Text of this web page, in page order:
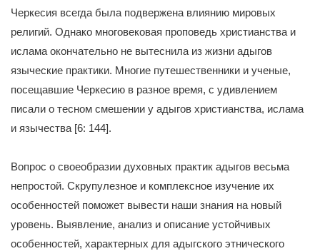
Черкесия всегда была подвержена влиянию мировых
религий. Однако многовековая проповедь христианства и
ислама окончательно не вытеснила из жизни адыгов
языческие практики. Многие путешественники и ученые,
посещавшие Черкесию в разное время, с удивлением
писали о тесном смешении у адыгов христианства, ислама
и язычества [6: 144].
Вопрос о своеобразии духовных практик адыгов весьма
непростой. Скрупулезное и комплексное изучение их
особенностей поможет вывести наши знания на новый
уровень. Выявление, анализ и описание устойчивых
особенностей, характерных для адыгского этнического